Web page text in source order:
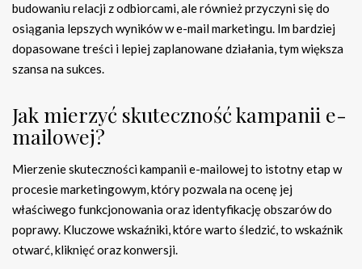
budowaniu relacji z odbiorcami, ale również przyczyni się do
osiągania lepszych wyników w e-mail marketingu. Im bardziej
dopasowane treści i lepiej zaplanowane działania, tym większa
szansa na sukces.
Jak mierzyć skuteczność kampanii e-
mailowej?
Mierzenie skuteczności kampanii e-mailowej to istotny etap w
procesie marketingowym, który pozwala na ocenę jej
właściwego funkcjonowania oraz identyfikację obszarów do
poprawy. Kluczowe wskaźniki, które warto śledzić, to wskaźnik
otwarć, kliknięć oraz konwersji.